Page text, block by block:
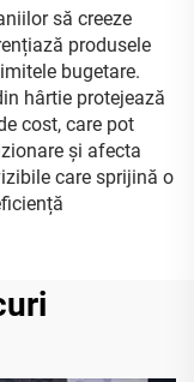
să creeze
produsele
bugetare.
hârtie protejează
cost, care pot
și afecta
care sprijină o